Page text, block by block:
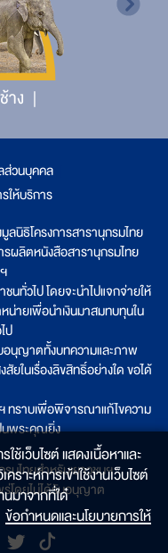
าง
ส่วนบุคคล
ให้บริการ
ลนิธิโครงการสารานุกรมไทย
รผลิตหนังสือสารานุกรมไทย
ชนทั่วไป โดยจะนำไปแจกจ่ายให้
น่ายเพื่อนำเงินมาสมทบทุนใน
ป
อนุญาตทั้งบทความและภาพ
ยในเรื่องลิขสิทธิ์อย่างใด ขอได้
ทราบเพื่อพิจารณาแก้ไขความ
นพระคุณยิ่ง
มไทยสำหรับเยาวชนฯ
โดยไม่ได้รับอนุญาต
ช้เว็บไซต์ แสดงเนื้อหาและ
าะห์การเข้าใช้งานเว็บไซต์
นมาจากที่ใด๋
ข้อกำหนดและนโยบายการให้